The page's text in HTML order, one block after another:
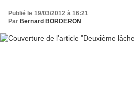
Publié le 19/03/2012 à 16:21
Par Bernard BORDERON